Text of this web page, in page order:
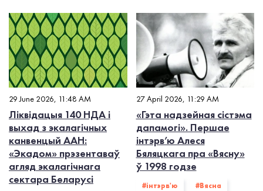
29 June 2026, 11:48 AM
Ліквідацыя 140 НДА і
выхад з экалагiчных
канвенцый ААН:
«Экадом» прэзентаваў
агляд экалагічнага
сектара Беларусі
27 April 2026, 11:29 AM
«Гэта надзейная сістэма
дапамогі». Першае
інтэрв’ю Алеся
Бяляцкага пра «Вясну»
ў 1998 годзе
#інтэрв'ю #Вясна